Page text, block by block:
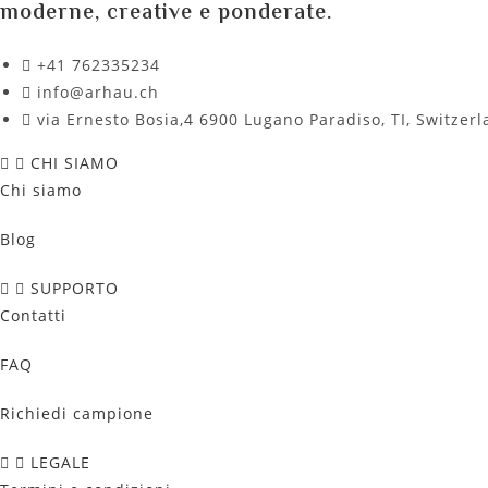
moderne, creative e ponderate.
+41 762335234​
info@arhau.ch
via Ernesto Bosia,4 6900 Lugano Paradiso, TI,
CHI SIAMO​
Chi siamo
Blog
SUPPORTO
Сontatti
FAQ
Richiedi campione
LEGALE